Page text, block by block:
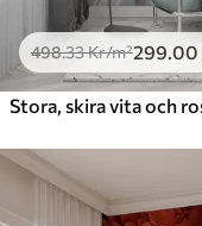
498.33Kr/m²299 .00